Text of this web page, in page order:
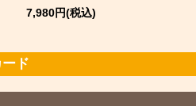
7,980円(税込)
ド